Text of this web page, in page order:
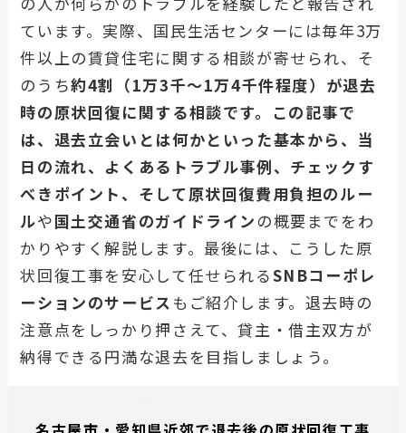
原状回復工事の施工事例
リフォームの施工事例
内装工事の施工事例
フロアコーティングの施工事例
ハウスクリーニングの施工事例
会社概要
会社案内
経営理念
ビジョン
ています。実際、国民生活センターには毎年3万
件以上の賃貸住宅に関する相談が寄せられ、そ
のうち約4割（1万3千～1万4千件程度）が退去
時の原状回復に関する相談です。この記事で
は、退去立会いとは何かといった基本から、当
日の流れ、よくあるトラブル事例、チェックす
べきポイント、そして原状回復費用負担のルー
ルや国土交通省のガイドラインの概要までをわ
かりやすく解説します。最後には、こうした原
状回復工事を安心して任せられるSNBコーポレ
ーションのサービス もご紹介します。退去時の
注意点をしっかり押さえて、貸主・借主双方が
納得できる円満な退去を目指しましょう。